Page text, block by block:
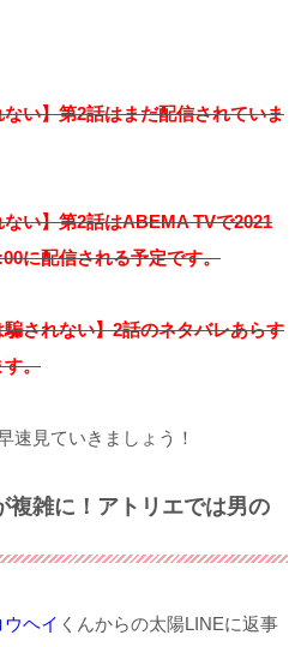
い】第2話はまだ配信されていま
い】第2話はABEMA TVで2021
に配信される予定です。
されない】2話のネタバレあらす
す。
速見ていきましょう！
複雑に！アトリエでは男の
ウヘイ くんからの太陽LINEに返事